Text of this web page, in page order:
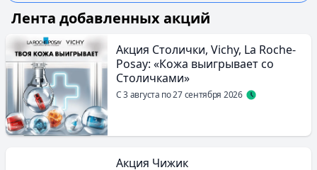
Лента добавленных акций
Акция Столички, Vichy, La Roche-
Posay: «Кожа выигрывает со
Столичками»
С 3 августа по 27 сентября 2026
Акция Чижик